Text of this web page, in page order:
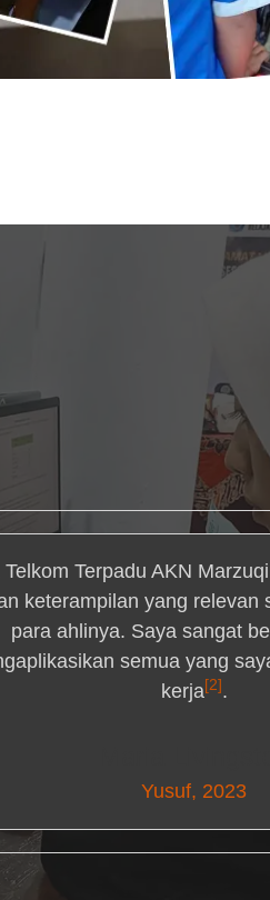
Telkom Terpadu AKN
keterampilan yang relevan
para ahlinya. Saya sangat
semua yang
kerja[2].
Yusuf, 2023